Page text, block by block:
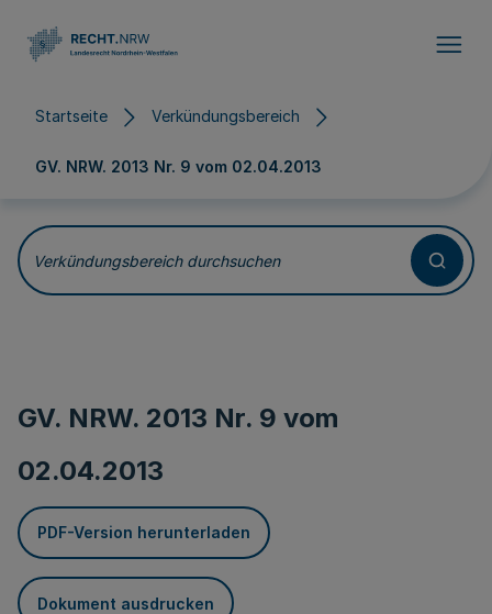
Startseite Verkündungsbereich
GV. NRW. 2013 Nr. 9 vom 02.04.2013
Verkündungsbereich durchsuchen
GV. NRW. 2013 Nr. 9 vom
02.04.2013
PDF-Version herunterladen
Dokument ausdrucken